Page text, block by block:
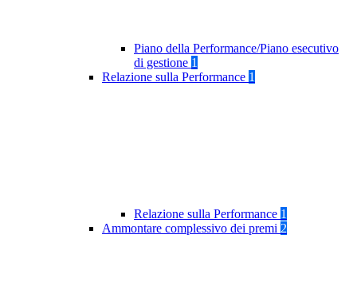
Piano della Performance/Piano esecutivo
di gestione 1
Relazione sulla Performance 1
Relazione sulla Performance 1
Ammontare complessivo dei premi 2